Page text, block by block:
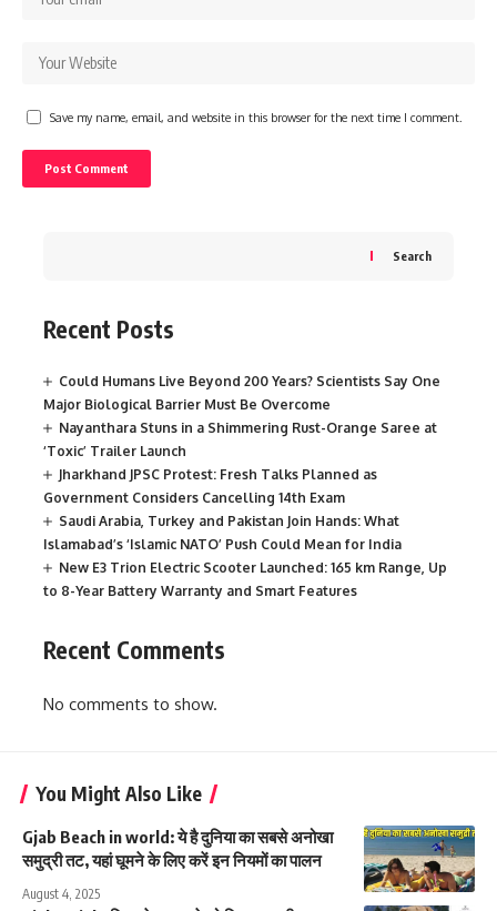
Save my name, email, and website in this browser for the next time I comment.
Search
Recent Posts
Could Humans Live Beyond 200 Years? Scientists Say One
Major Biological Barrier Must Be Overcome
Nayanthara Stuns in a Shimmering Rust-Orange Saree at
‘Toxic’ Trailer Launch
Jharkhand JPSC Protest: Fresh Talks Planned as
Government Considers Cancelling 14th Exam
Saudi Arabia, Turkey and Pakistan Join Hands: What
Islamabad’s ‘Islamic NATO’ Push Could Mean for India
New E3 Trion Electric Scooter Launched: 165 km Range, Up
to 8-Year Battery Warranty and Smart Features
Recent Comments
No comments to show.
You Might Also Like
Gjab Beach in world: ये है दुनिया का सबसे अनोखा
समुद्री तट, यहां घूमने के लिए करें इन नियमों का पालन
August 4, 2025